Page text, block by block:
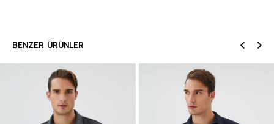
BENZER ÜRÜNLER